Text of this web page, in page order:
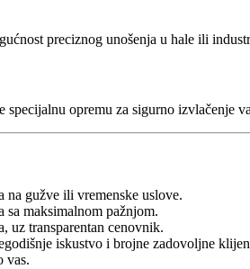
preciznog unošenja u hale ili
opremu za sigurno izvlačenje
gužve ili vremenske uslove.
sa maksimalnom pažnjom.
uz transparentan cenovnik.
iskustvo i brojne zadovoljne
vas.